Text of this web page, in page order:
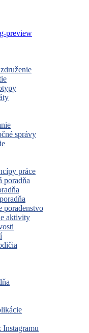
správy
práce
poradňa
poradenstvo
aktivity
Instagramu